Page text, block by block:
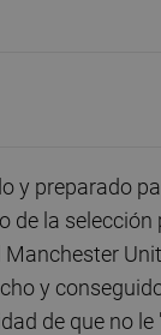
y preparado
de la
y
de que no